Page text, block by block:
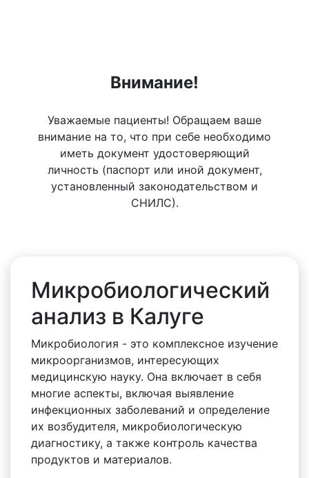
Внимание!
Уважаемые пациенты! Обращаем ваше
внимание на то, что при себе необходимо
иметь документ удостоверяющий
личность (паспорт или иной документ,
установленный законодательством и
СНИЛС).
Микробиологический
анализ в Калуге
Микробиология - это комплексное изучение
микроорганизмов, интересующих
медицинскую науку. Она включает в себя
многие аспекты, включая выявление
инфекционных заболеваний и определение
их возбудителя, микробиологическую
диагностику, а также контроль качества
продуктов и материалов.